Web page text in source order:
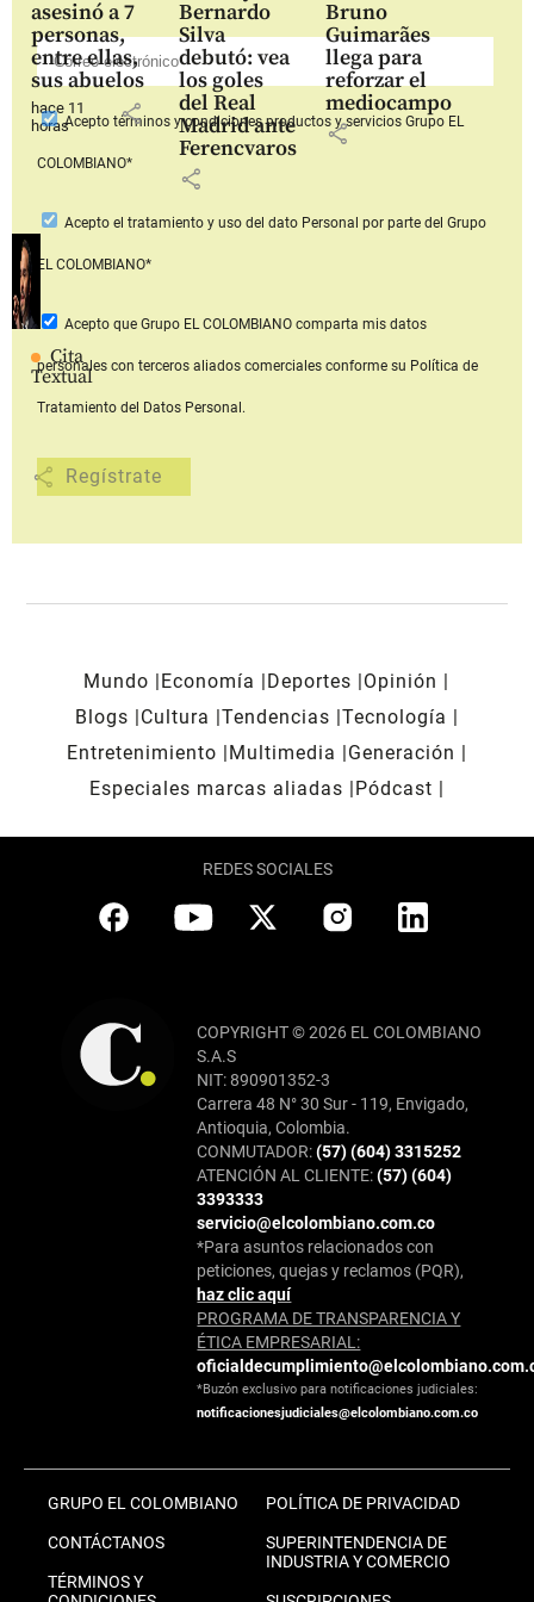
asesinó a 7
personas,
entre ellas,
sus abuelos
hace 11
horas
share
Bernardo
Silva
debutó: vea
los goles
del Real
Madrid ante
Ferencvaros
share
Bruno
Guimarães
llega para
reforzar el
mediocampo
share
Cita
Textual
share
Aceptotérminos y condiciones productos y serviciosGrupo EL
COLOMBIANO*
Acepto el tratamiento y uso del dato Personal por parte del Grupo
EL COLOMBIANO*
Acepto que Grupo EL COLOMBIANOcomparta mis datos
personales con terceros aliados comerciales conforme su Política de
Tratamiento del Datos Personal.
Mundo Economía Deportes
Opinión
Blogs
Cultura Tendencias Tecnología
Entretenimiento
Multimedia
Generación
Especiales marcas aliadas
Pódcast
REDES SOCIALES
COPYRIGHT © 2026 EL COLOMBIANO
S.A.S
NIT: 890901352-3
Carrera 48 N° 30 Sur - 119, Envigado,
Antioquia, Colombia.
CONMUTADOR:(57) (604) 3315252
ATENCIÓN AL CLIENTE:(57) (604)
3393333
servicio@elcolombiano.com.co
*Para asuntos relacionados con
peticiones, quejas y reclamos (PQR),
haz clic aquí
PROGRAMA DE TRANSPARENCIA Y
ÉTICA EMPRESARIAL:
*Buzón exclusivo para notificaciones judiciales:
notificacionesjudiciales@elcolombiano.com.co
GRUPO EL COLOMBIANO
CONTÁCTANOS
TÉRMINOS Y
POLÍTICA DE PRIVACIDAD
SUPERINTENDENCIA DE
INDUSTRIA Y COMERCIO